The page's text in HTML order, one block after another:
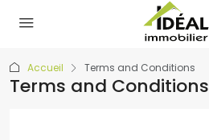
Accueil Terms and Conditions
Terms and Conditions